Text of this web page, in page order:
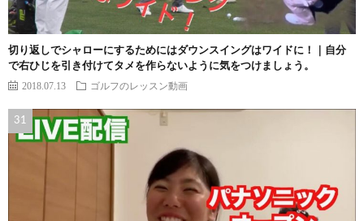
切り返しでシャローにするためにはダウンスイングはワイドに！｜自分
で右ひじを引き付けてタメを作らないように気をつけましょう。
2018.07.13 ゴルフのレッスン動画